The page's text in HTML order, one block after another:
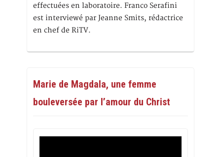
effectuées en laboratoire. Franco Serafini
est interviewé par Jeanne Smits, rédactrice
en chef de RiTV.
Marie de Magdala, une femme
bouleversée par l’amour du Christ